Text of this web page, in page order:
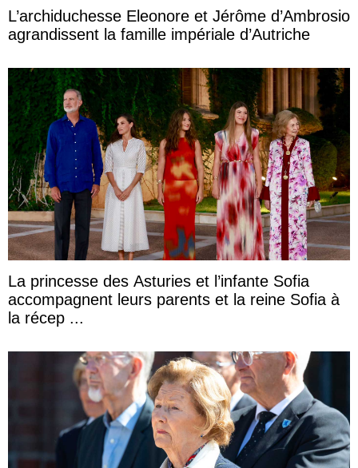
L’archiduchesse Eleonore et Jérôme d’Ambrosio
agrandissent la famille impériale d’Autriche
La princesse des Asturies et l’infante Sofia
accompagnent leurs parents et la reine Sofia à
la récep ...